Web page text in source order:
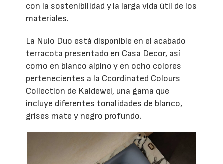
con la sostenibilidad y la larga vida útil de los
materiales.
La Nuio Duo está disponible en el acabado
terracota presentado en Casa Decor, así
como en blanco alpino y en ocho colores
pertenecientes a la Coordinated Colours
Collection de Kaldewei, una gama que
incluye diferentes tonalidades de blanco,
grises mate y negro profundo.